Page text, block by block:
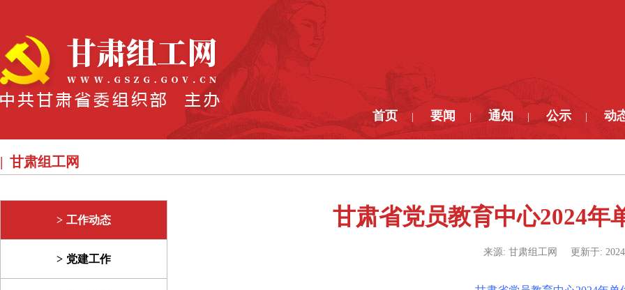
首页 要闻 通知 公示 动
甘肃组工网
工作动态
党建工作
甘肃省党员教育中心2024年
来源: 甘肃组工网 更新于: